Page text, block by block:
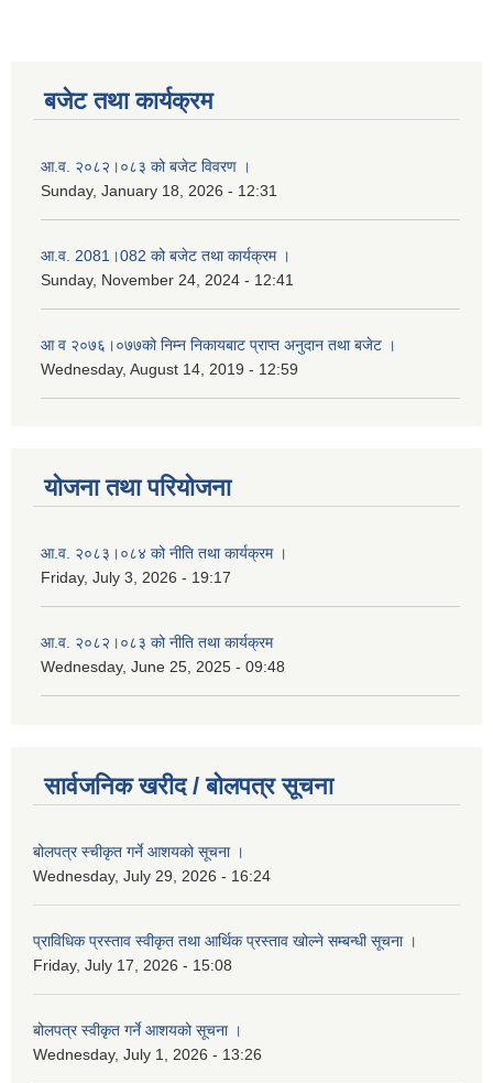
बजेट तथा कार्यक्रम
आ.व. २०८२।०८३ को बजेट विवरण ।
Sunday, January 18, 2026 - 12:31
आ.व. 2081।082 को बजेट तथा कार्यक्रम ।
Sunday, November 24, 2024 - 12:41
आ‌ व २०७६।०७७को निम्न निकायबाट प्राप्त अनुदान तथा बजेट ।
Wednesday, August 14, 2019 - 12:59
योजना तथा परियोजना
आ.व. २०८३।०८४ को नीति तथा कार्यक्रम ।
Friday, July 3, 2026 - 19:17
आ.व. २०८२।०८३ को नीति तथा कार्यक्रम
Wednesday, June 25, 2025 - 09:48
सार्वजनिक खरीद / बोलपत्र सूचना
बोलपत्र स्चीकृत गर्ने आशयको सूचना ।
Wednesday, July 29, 2026 - 16:24
प्राविधिक प्रस्ताव स्वीकृत तथा आर्थिक प्रस्ताव खोल्ने सम्बन्धी सूचना ।
Friday, July 17, 2026 - 15:08
बोलपत्र स्वीकृत गर्ने आशयको सूचना ।
Wednesday, July 1, 2026 - 13:26